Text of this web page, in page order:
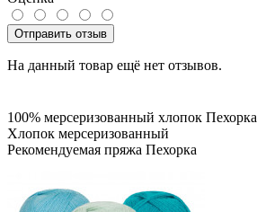
Отправить отзыв
На данный товар ещё нет отзывов.
100% мерсеризованный хлопок Пехорка
Хлопок мерсеризованный
Рекомендуемая пряжа Пехорка